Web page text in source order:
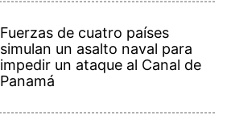
Fuerzas de cuatro países
simulan un asalto naval para
impedir un ataque al Canal de
Panamá